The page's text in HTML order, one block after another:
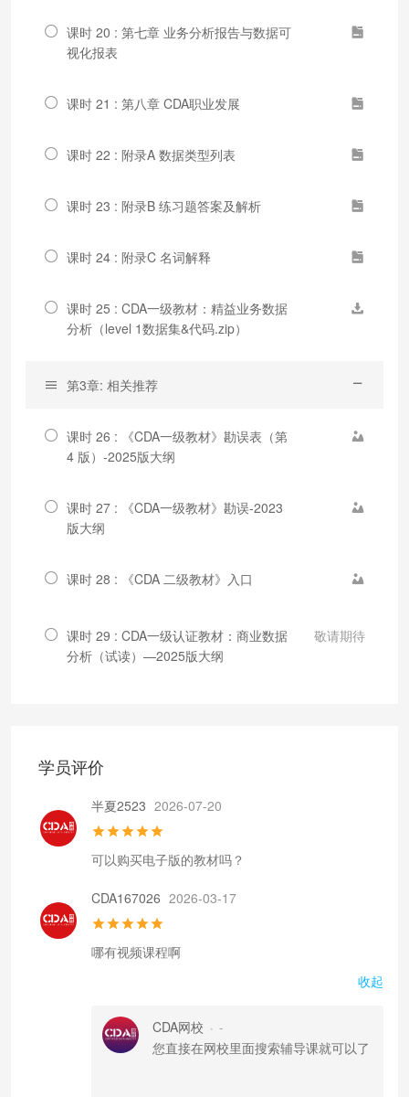
课时 20 : 第七章 业务分析报告与数据可
视化报表
课时 21 : 第八章 CDA职业发展
课时 22 : 附录A 数据类型列表
课时 23 : 附录B 练习题答案及解析
课时 24 : 附录C 名词解释
课时 25 : CDA一级教材：精益业务数据
分析（level 1数据集&代码.zip）
第3章: 相关推荐
课时 26 : 《CDA一级教材》勘误表（第
4 版）-2025版大纲
课时 27 : 《CDA一级教材》勘误-2023
版大纲
课时 28 : 《CDA 二级教材》入口
课时 29 : CDA一级认证教材：商业数据
分析（试读）—2025版大纲
敬请期待
学员评价
半夏2523 2026-07-20
可以购买电子版的教材吗？
CDA167026 2026-03-17
哪有视频课程啊
收起
CDA网校 • -
您直接在网校里面搜索辅导课就可以了